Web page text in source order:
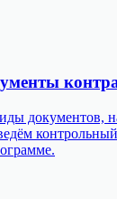
документов,